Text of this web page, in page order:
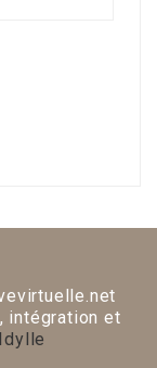
intégration et